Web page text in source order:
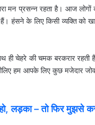
मन प्रसन्न रहता है। आज लोगों
हंसने के लिए किसी व्यक्ति को
चेहरे की चमक बरकरार रहती
हम आपके लिए कुछ मजेदार
लड़का – तो फिर मुझसे